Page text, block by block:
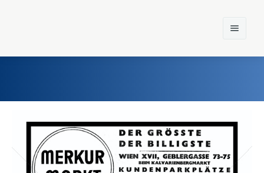
Einst und Heute
Marken